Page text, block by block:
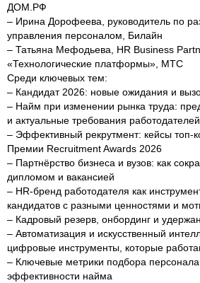
ДОМ.РФ
– Ирина Дорофеева, руководитель по
управления персоналом, Билайн
– Татьяна Мефодьева, HR Business
«Технологические платформы», МТС
Среди ключевых тем:
– Кандидат 2026: новые ожидания и
– Найм при изменении рынка труда:
и актуальные требования работодателей
– Эффективный рекрутмент: кейсы топ-
Премии Recruitment Awards 2026
– Партнёрство бизнеса и вузов: как
дипломом и вакансией
– HR-бренд работодателя как
кандидатов с разными ценностями и
– Кадровый резерв, онбординг и
– Автоматизация и искусственный
цифровые инструменты, которые
– Ключевые метрики подбора
эффективности найма